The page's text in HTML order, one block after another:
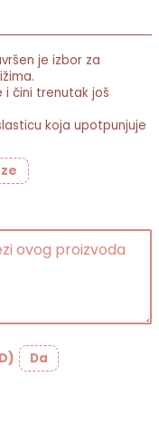
je izbor za
i čini trenutak još
koja upotpunjuje
Da